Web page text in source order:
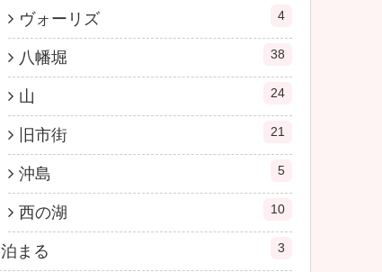
ヴォーリズ 4
八幡堀 38
山 24
旧市街 21
沖島 5
西の湖 10
泊まる 3